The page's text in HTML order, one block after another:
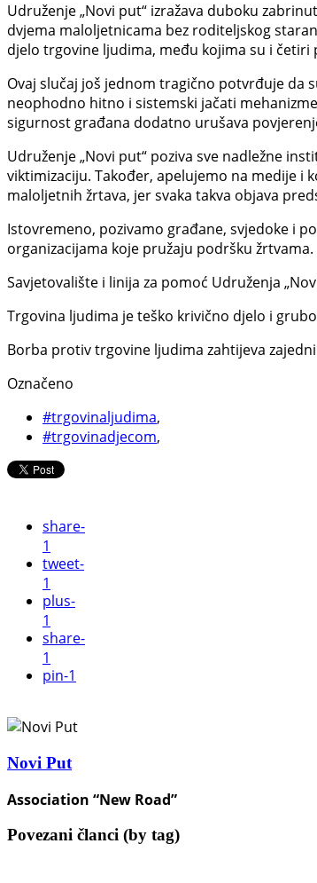
Udruženje „Novi put“ izražava duboku
dvjema maloljetnicama bez roditeljskog
djelo trgovine ljudima, među kojima su i četiri
Ovaj slučaj još jednom tragično potvrđuje da
neophodno hitno i sistemski jačati
sigurnost građana dodatno urušava
Udruženje „Novi put“ poziva sve nadležne
viktimizaciju. Također, apelujemo na medije i
maloljetnih žrtava, jer svaka takva objava
Istovremeno, pozivamo građane, svjedoke i
organizacijama koje pružaju podršku žrtvama.
Savjetovalište i linija za pomoć Udruženja
Trgovina ljudima je teško krivično djelo i
Borba protiv trgovine ljudima zahtijeva
Označeno
#trgovinaljudima,
#trgovinadjecom,
share-
1
tweet-
1
plus-
1
share-
1
pin-1
Novi Put
Association “New Road”
Povezani članci (by tag)